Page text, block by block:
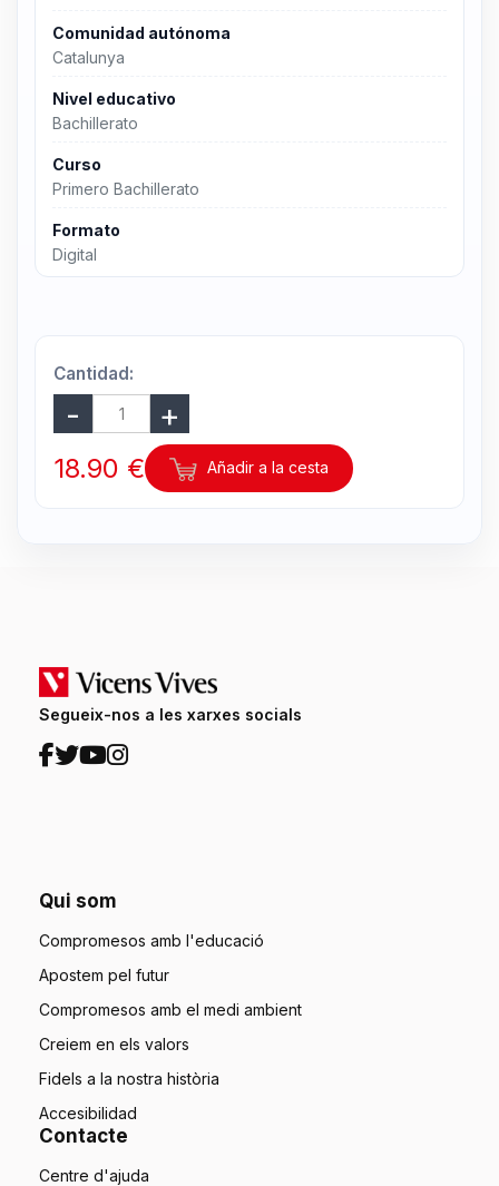
Comunidad autónoma
Catalunya
Nivel educativo
Bachillerato
Curso
Primero Bachillerato
Formato
Digital
Cantidad:
18.90 € Añadir a la cesta
Segueix-nos a les xarxes socials
Qui som
Compromesos amb l'educació
Apostem pel futur
Compromesos amb el medi ambient
Creiem en els valors
Fidels a la nostra història
Accesibilidad
Contacte
Centre d'ajuda